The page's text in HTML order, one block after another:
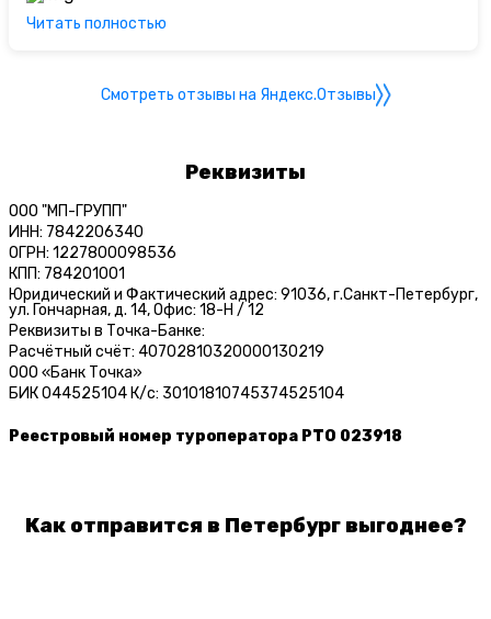
Читать полностью
Смотреть отзывы на Яндекс.Отзывы
Реквизиты
ООО "МП-ГРУПП"
ИНН: 7842206340
ОГРН: 1227800098536
КПП: 784201001
Юридический и Фактический адрес: 91036, г.Санкт-Петербург,
ул. Гончарная, д. 14, Офис: 18-Н / 12
Реквизиты в Точка-Банке:
Расчётный счёт: 40702810320000130219
ООО «Банк Точка»
БИК 044525104 К/c: 30101810745374525104
Реестровый номер туроператора РТО 023918
Как отправится в Петербург выгоднее?